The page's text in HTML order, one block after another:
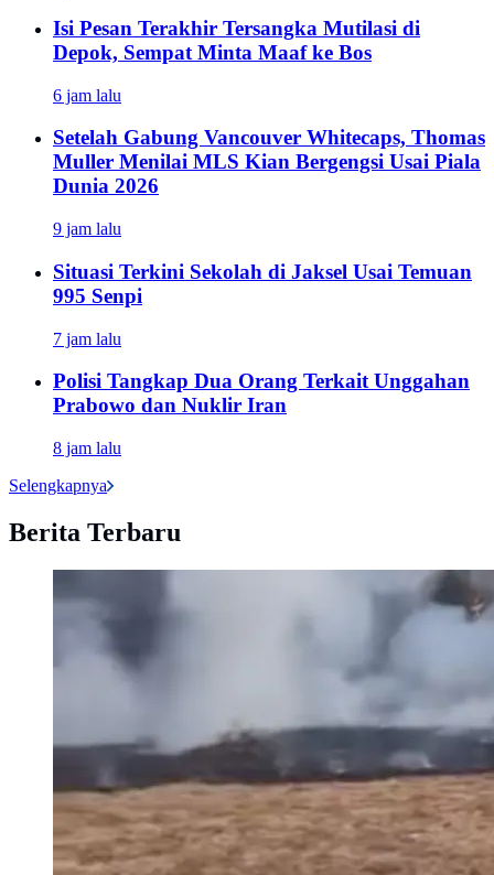
Isi Pesan Terakhir Tersangka Mutilasi di
Depok, Sempat Minta Maaf ke Bos
6 jam lalu
Setelah Gabung Vancouver Whitecaps, Thomas
Muller Menilai MLS Kian Bergengsi Usai Piala
Dunia 2026
9 jam lalu
Situasi Terkini Sekolah di Jaksel Usai Temuan
995 Senpi
7 jam lalu
Polisi Tangkap Dua Orang Terkait Unggahan
Prabowo dan Nuklir Iran
8 jam lalu
Selengkapnya
Berita Terbaru